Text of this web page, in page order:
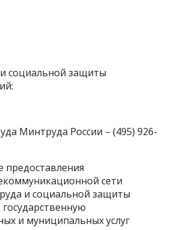
социальной защиты
Минтруда России – (495) 926-
предоставления
сети
и социальной защиты
и муниципальных услуг